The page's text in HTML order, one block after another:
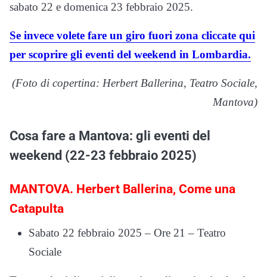
sabato 22 e domenica 23 febbraio 2025.
Se invece volete fare un giro fuori zona cliccate qui
per scoprire gli eventi del weekend in Lombardia.
(Foto di copertina: Herbert Ballerina, Teatro Sociale,
Mantova)
Cosa fare a Mantova: gli eventi del
weekend (22-23 febbraio 2025)
MANTOVA. Herbert Ballerina, Come una
Catapulta
Sabato 22 febbraio 2025 – Ore 21 – Teatro
Sociale